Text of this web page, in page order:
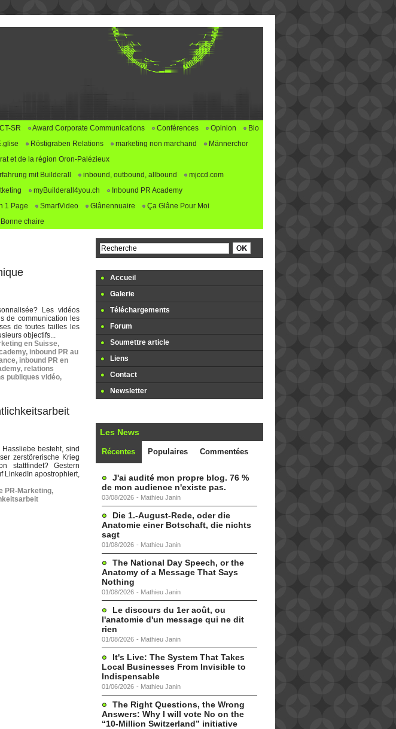
ICT-SR Award Corporate Communications Conférences Opinion
Bio
Röstigraben Relations marketing non marchand
Männerchor
et de la région Oron-Palézieux
mit Builderall inbound, outbound, allbound
mjccd.com
myBuilderall4you.ch
Inbound PR Academy
1 Page SmartVideo Glânennuaire
Ça Glâne Pour Moi
Bonne chaire
Les vidéos
de communication les
de toutes tailles les
objectifs...
en Suisse,
, inbound PR au
, inbound PR en
, relations
publiques vidéo,
besteht, sind
zerstörerische Krieg
stattfindet? Gestern
LinkedIn apostrophiert,
PR-Marketing,
Accueil
Galerie
Téléchargements
Forum
Soumettre article
Liens
Contact
Newsletter
Les News
Récentes Populaires Commentées
J'ai audité mon propre blog. 76 %
de mon audience n'existe pas.
03/08/2026 - Mathieu Janin
Die 1.-August-Rede, oder die
Anatomie einer Botschaft, die nichts
sagt
01/08/2026 - Mathieu Janin
The National Day Speech, or the
Anatomy of a Message That Says
Nothing
01/08/2026 - Mathieu Janin
Le discours du 1er août, ou
l'anatomie d'un message qui ne dit
rien
01/08/2026 - Mathieu Janin
It's Live: The System That Takes
Local Businesses From Invisible to
Indispensable
01/06/2026 - Mathieu Janin
The Right Questions, the Wrong
Answers: Why I will vote No on the
“10-Million Switzerland” initiative